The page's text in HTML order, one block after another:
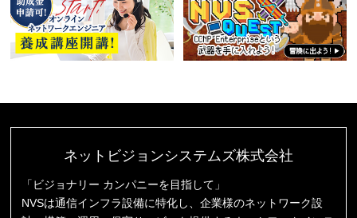
ネットビジョンシステムズ株式会社
「ビジョナリー カンパニーを目指して」
NVSは通信インフラ設備に特化し、企業様のネットワーク設